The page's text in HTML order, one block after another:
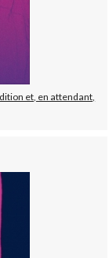
et, en attendant,